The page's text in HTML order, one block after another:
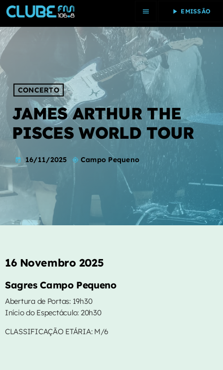
menu play_arrow EMISSÃO
close
PROGRAMAS
PASSOU
20 MAIS
PODCAST
DESTAQUES
PASSATEMPOS
EVENTOS
VIDEOS
EQUIPA
PUBLICIDADE
CONCERTO
JAMES ARTHUR THE
PISCES WORLD TOUR
today 16/11/2025 my_location Campo Pequeno
16 Novembro 2025
Sagres Campo Pequeno
Abertura de Portas: 19h30
Início do Espectáculo: 20h30
CLASSIFICAÇÃO ETÁRIA: M/6